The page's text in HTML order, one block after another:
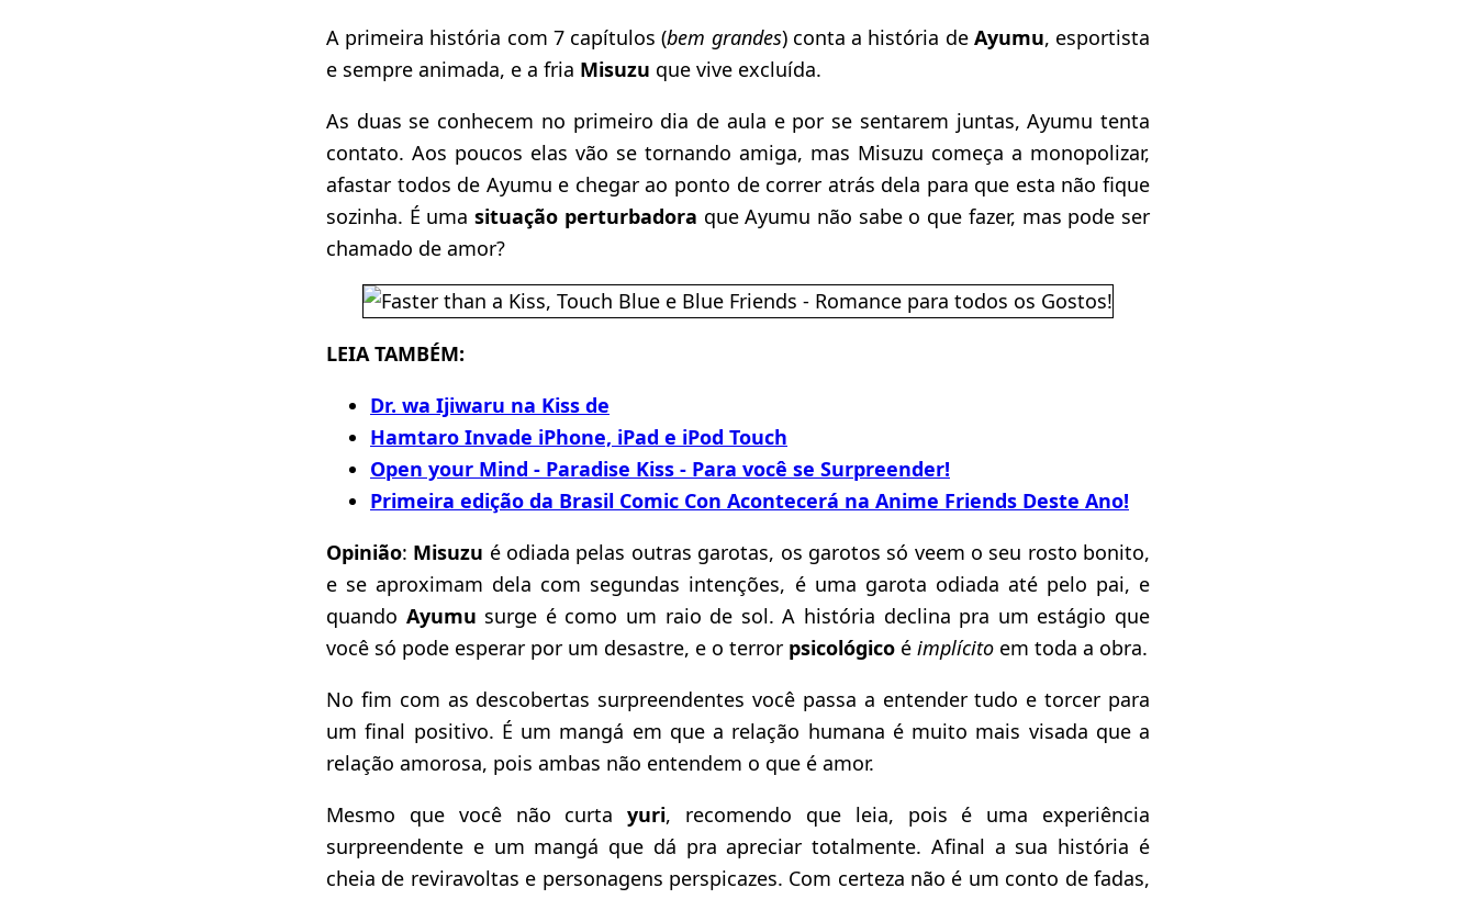
A primeira história com 7 capítulos (bem grandes) conta a história de Ayumu, esportista
e sempre animada, e a fria Misuzu que vive excluída.
As duas se conhecem no primeiro dia de aula e por se sentarem juntas, Ayumu tenta
contato. Aos poucos elas vão se tornando amiga, mas Misuzu começa a monopolizar,
afastar todos de Ayumu e chegar ao ponto de correr atrás dela para que esta não fique
sozinha. É umasituação perturbadora que Ayumu não sabe o que fazer, mas pode ser
chamado de amor?
LEIA TAMBÉM:
Dr. wa Ijiwaru na Kiss de
Hamtaro Invade iPhone, iPad e iPod Touch
Open your Mind - Paradise Kiss - Para você se Surpreender!
Primeira edição da Brasil Comic Con Acontecerá na Anime Friends Deste Ano!
Opinião: Misuzu é odiada pelas outras garotas, os garotos só veem o seu rosto bonito,
e se aproximam dela com segundas intenções, é uma garota odiada até pelo pai, e
quando Ayumu surge é como um raio de sol. A história declina pra um estágio que
você só pode esperar por um desastre, e o terror psicológico é implícito em toda a obra.
No fim com as descobertas surpreendentes você passa a entender tudo e torcer para
um final positivo. É um mangá em que a relação humana é muito mais visada que a
relação amorosa, pois ambas não entendem o que é amor.
Mesmo que você não curtayuri, recomendo que leia, pois é uma experiência
surpreendente e um mangá que dá pra apreciar totalmente. Afinal a sua história é
cheia de reviravoltas e personagens perspicazes. Com certeza não é um conto de fadas,